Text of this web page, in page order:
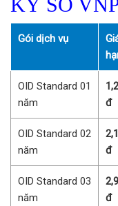
Gói dịch vụ
OID Standard 01
năm
đ
OID Standard 02
năm
đ
OID Standard 03
năm
đ